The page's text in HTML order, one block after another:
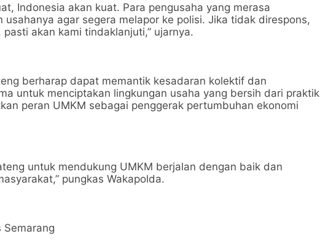
Indonesia akan kuat. Para pengusaha yang merasa
usahanya agar segera melapor ke polisi. Jika tidak direspons,
akan kami tindaklanjuti,” ujarnya.
berharap dapat memantik kesadaran kolektif dan
untuk menciptakan lingkungan usaha yang bersih dari praktik
peran UMKM sebagai penggerak pertumbuhan ekonomi
untuk mendukung UMKM berjalan dengan baik dan
pungkas Wakapolda.